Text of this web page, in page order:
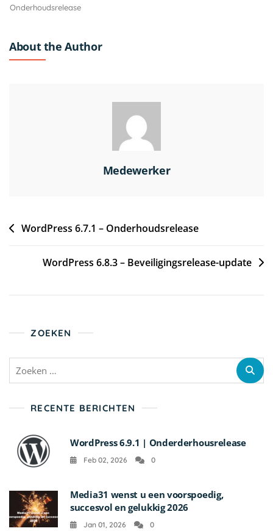
Onderhoudsrelease
About the Author
Medewerker
WordPress 6.7.1 – Onderhoudsrelease
WordPress 6.8.3 – Beveiligingsrelease-update
ZOEKEN
RECENTE BERICHTEN
WordPress 6.9.1 | Onderderhousrelease
Feb 02, 2026 0
Media31 wenst u een voorspoedig,
succesvol en gelukkig 2026
Jan 01, 2026 0